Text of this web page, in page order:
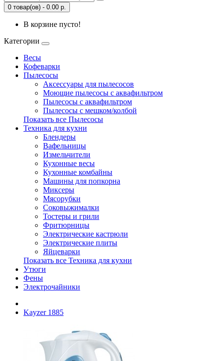
0 товар(ов) - 0.00 р.
В корзине пусто!
Категории
Весы
Кофеварки
Пылесосы
Аксессуары для пылесосов
Моющие пылесосы с аквафильтром
Пылесосы с аквафильтром
Пылесосы с мешком/колбой
Показать все Пылесосы
Техника для кухни
Блендеры
Вафельницы
Измельчители
Кухонные весы
Кухонные комбайны
Машины для попкорна
Миксеры
Мясорубки
Соковыжималки
Тостеры и грили
Фритюрницы
Электрические кастрюли
Электрические плиты
Яйцеварки
Показать все Техника для кухни
Утюги
Фены
Электрочайники
Kayzer 1885